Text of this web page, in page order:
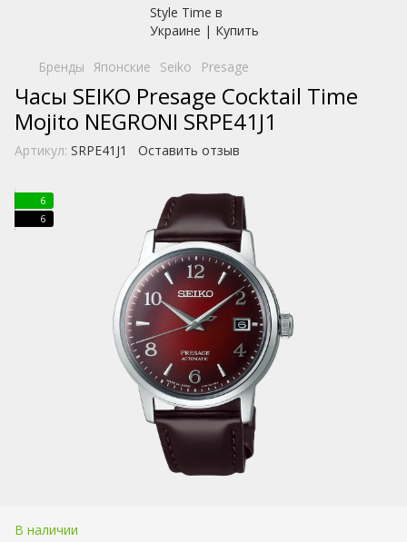
Бренды Японские Seiko Presage
Часы SEIKO Presage Cocktail Time
Mojito NEGRONI SRPE41J1
Артикул: SRPE41J1 Оставить отзыв
6
6
В наличии